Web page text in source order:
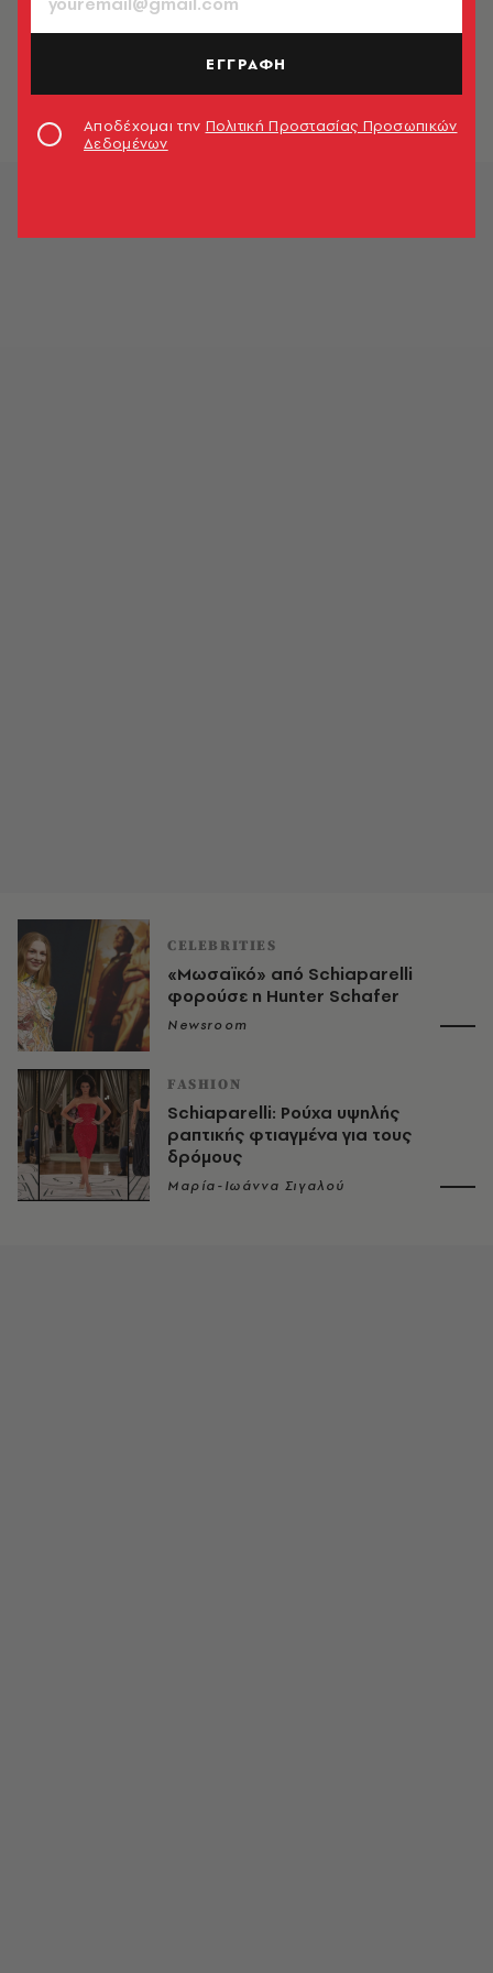
CELEBRITIES
Η Dua Lipa ξεχώρισε με το skeleton
dress της στις Χρυσές Σφαίρες
Look Team
CELEBRITIES
«Μωσαϊκό» από Schiaparelli
φορούσε η Hunter Schafer
Newsroom
FASHION
Schiaparelli: Ρούχα υψηλής
ραπτικής φτιαγμένα για τους
δρόμους
Μαρία-Ιωάννα Σιγαλού
ΕΓΓΡΑΦΗ
Αποδέχομαι την Πολιτική Προστασίας Προσωπικών
Δεδομένων